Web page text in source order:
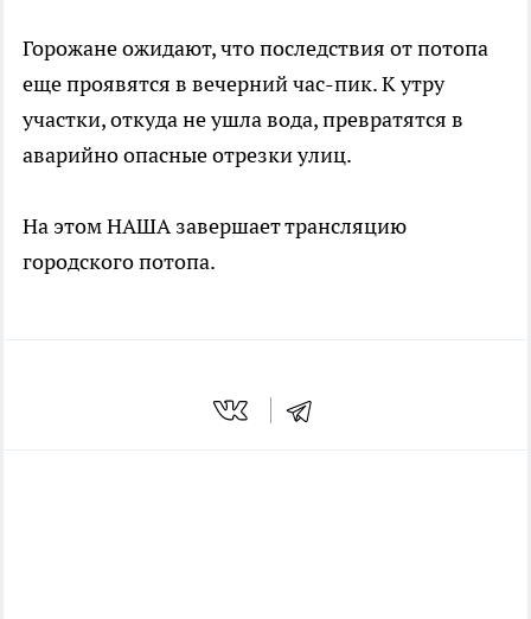
Горожане ожидают, что последствия от потопа
еще проявятся в вечерний час-пик. К утру
участки, откуда не ушла вода, превратятся в
аварийно опасные отрезки улиц.
На этом НАША завершает трансляцию
городского потопа.